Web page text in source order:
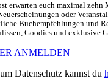
erwarten euch maximal zehn
oder
Buchempfehlungen und
Goodies und exklusive
ANMELDEN
Datenschutz kannst du